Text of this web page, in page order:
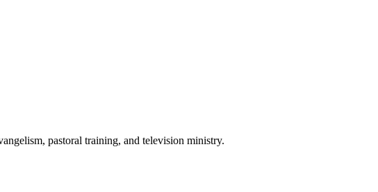
pastoral training, and television ministry.